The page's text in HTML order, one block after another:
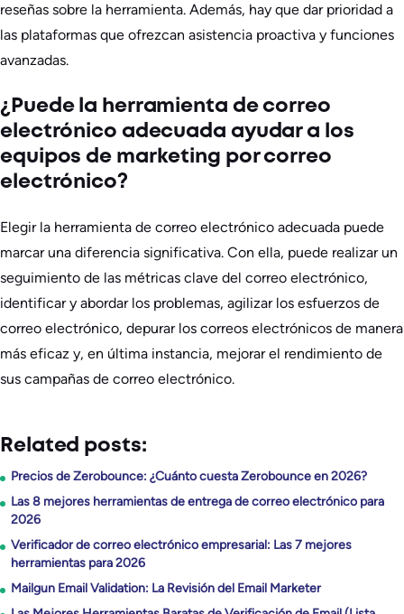
reseñas sobre la herramienta. Además, hay que dar prioridad a
las plataformas que ofrezcan asistencia proactiva y funciones
avanzadas.
¿Puede la herramienta de correo
electrónico adecuada ayudar a los
equipos de marketing por correo
electrónico?
Elegir la herramienta de correo electrónico adecuada puede
marcar una diferencia significativa. Con ella, puede realizar un
seguimiento de las métricas clave del correo electrónico,
identificar y abordar los problemas, agilizar los esfuerzos de
correo electrónico, depurar los correos electrónicos de manera
más eficaz y, en última instancia, mejorar el rendimiento de
sus campañas de correo electrónico.
Related posts:
Precios de Zerobounce: ¿Cuánto cuesta Zerobounce en 2026?
Las 8 mejores herramientas de entrega de correo electrónico para
2026
Verificador de correo electrónico empresarial: Las 7 mejores
herramientas para 2026
Mailgun Email Validation: La Revisión del Email Marketer